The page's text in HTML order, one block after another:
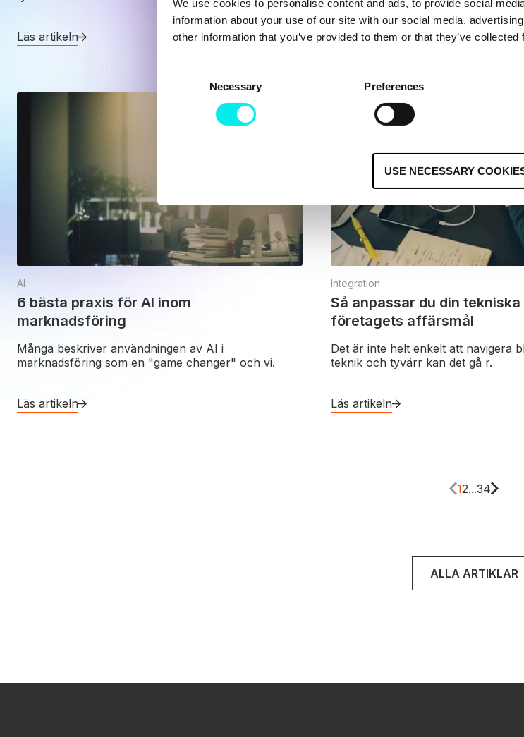
We use cookies to personalise content and ads, to provide social
information about your use of our site with our social media,
other information that you’ve provided to them or that they’ve
e
l
o
Necessary Preferences
USE NECESSARY
Läs artikeln Läs artikeln
AI
6 bästa praxis för AI inom
marknadsföring
Många beskriver användningen av AI i
marknadsföring som en "game changer" och vi.
Läs artikeln
Integration
Så anpassar du din
företagets affärsmål
Det är inte helt enkelt att navigera
teknik och tyvärr kan det gå r.
Läs artikeln
12...34
ALLA ARTIKLAR